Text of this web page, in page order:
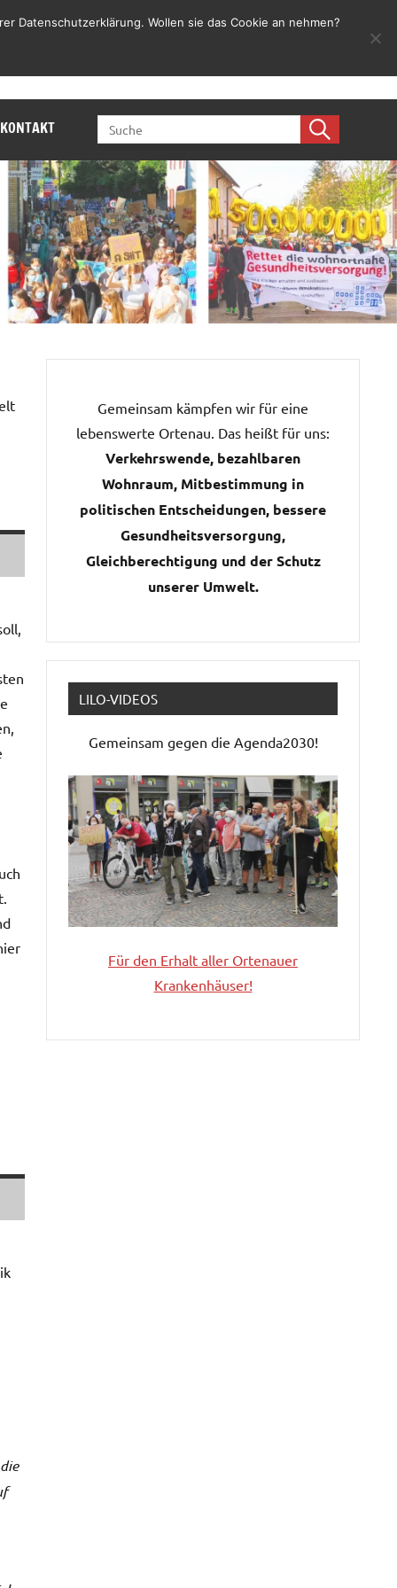
KONTAKT
SEARCH
Gemeinsam kämpfen wir für eine
lebenswerte Ortenau. Das heißt für uns:
Verkehrswende, bezahlbaren
Wohnraum, Mitbestimmung in
politischen Entscheidungen, bessere
Gesundheitsversorgung,
Gleichberechtigung und der Schutz
unserer Umwelt.
LILO-VIDEOS
Gemeinsam gegen die Agenda2030!
Für den Erhalt aller Ortenauer
Krankenhäuser!
Datenschutzerklärung. Wollen sie das Cookie an nehmen?